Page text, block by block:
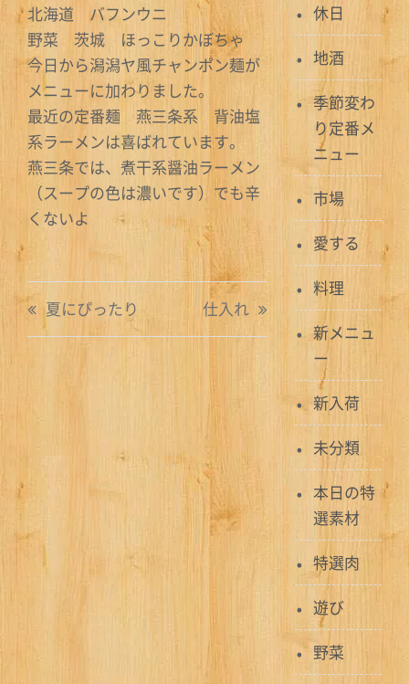
北海道 バフンウニ
野菜 茨城 ほっこりかぼちゃ
今日から潟潟ヤ風チャンポン麺が
メニューに加わりました。
最近の定番麺 燕三条系 背油塩
系ラーメンは喜ばれています。
燕三条では、煮干系醤油ラーメン
（スープの色は濃いです）でも辛
くないよ
投
稿
ョ
夏にぴったり 仕入れ
休日
地酒
季節変わ
り定番メ
ニュー
市場
愛する
料理
新メニュ
ー
新入荷
未分類
本日の特
選素材
特選肉
遊び
野菜